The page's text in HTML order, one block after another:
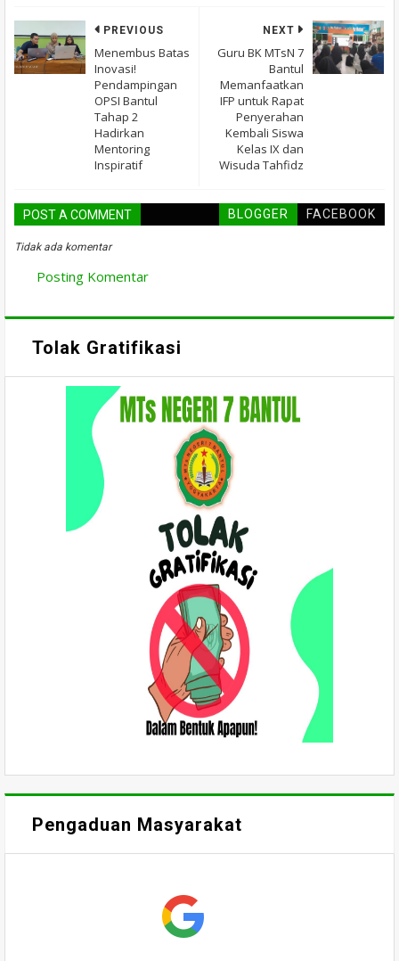
NEXT
Guru BK MTsN 7
Bantul
Memanfaatkan
IFP untuk Rapat
Penyerahan
Kembali Siswa
Kelas IX dan
Wisuda Tahfidz
PREVIOUS
Menembus Batas
Inovasi!
Pendampingan
OPSI Bantul
Tahap 2
Hadirkan
Mentoring
Inspiratif
POST A COMMENT BLOGGER FACEBOOK
Tidak ada komentar
Posting Komentar
Tolak Gratifikasi
Pengaduan Masyarakat